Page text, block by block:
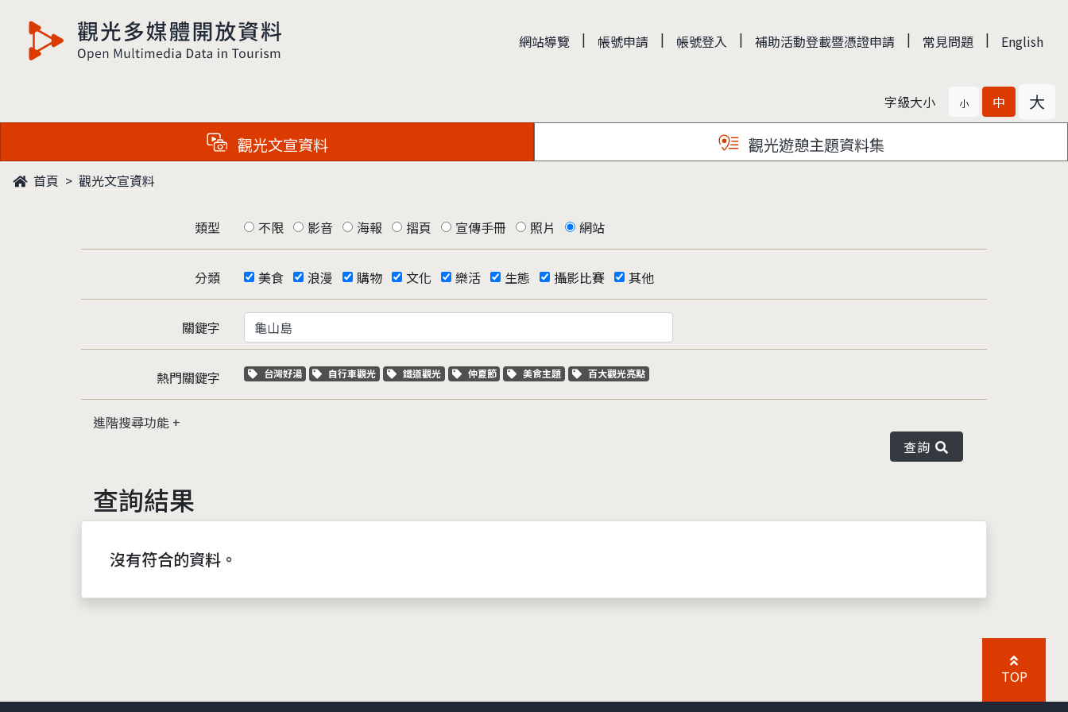
觀光多媒體開放資料 網站導覽 | 帳號申請 | 帳號登入 | 補助活動登載暨憑證申請 | 常見問題 | English
字級大小 小 中 大
觀光文宣資料 觀光遊憩主題資料集
首頁 觀光文宣資料
類型 不限 影音 海報 摺頁 宣傳手冊 照片 網站
分類 美食 浪漫 購物 文化 樂活 生態 攝影比賽 其他
關鍵字
熱門關鍵字 關鍵字標籤
台灣好湯 關鍵字標籤
自行車觀光 關鍵字標籤
鐵道觀光 關鍵字標籤
仲夏節 關鍵字標籤
美食主題 關鍵字標籤
百大觀光亮點
進階搜尋功能
查詢
查詢結果
沒有符合的資料。
TOP